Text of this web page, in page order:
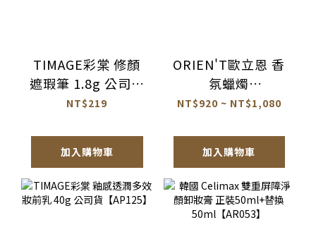
TIMAGE彩棠 修顏
遮瑕筆 1.8g 公司貨
【AP123】
NT$219
加入購物車
ORIEN'T歐立恩 香
氛蠟燭
220g【BA029】
NT$920 ~ NT$1,080
加入購物車